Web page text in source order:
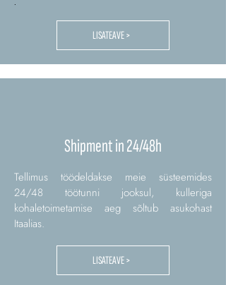
LISATEAVE >
Shipment in 24/48h
Tellimus töödeldakse meie süsteemides
24/48 töötunni jooksul, kulleriga
kohaletoimetamise aeg sõltub asukohast
Itaalias.
LISATEAVE >